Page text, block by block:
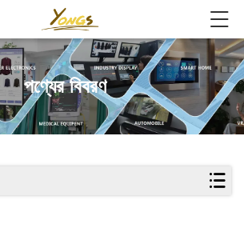
পণ্যের বিবরণ